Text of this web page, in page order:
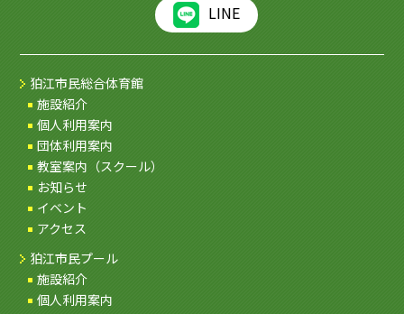
LINE
狛江市民総合体育館
施設紹介
個人利用案内
団体利用案内
教室案内（スクール）
お知らせ
イベント
アクセス
狛江市民プール
施設紹介
個人利用案内